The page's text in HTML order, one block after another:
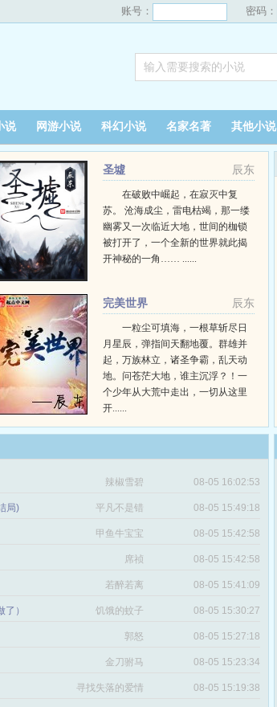
账号： 密码：
说 网游小说 科幻小说 名家名著 其他小说
辰东
圣墟
在破败中崛起，在寂灭中复
苏。 沧海成尘，雷电枯竭，那一缕
幽雾又一次临近大地，世间的枷锁
被打开了，一个全新的世界就此揭
开神秘的一角…… ......
辰东
完美世界
一粒尘可填海，一根草斩尽日
月星辰，弹指间天翻地覆。群雄并
起，万族林立，诸圣争霸，乱天动
地。问苍茫大地，谁主沉浮？！一
个少年从大荒中走出，一切从这里
开......
辣椒雪碧 08-05 16:02:53
局) 平凡不是错 08-05 15:49:18
甲鱼牛宝宝 08-05 15:42:58
席祯 08-05 15:42:58
若醉若离 08-05 15:41:09
） 饥饿的蚊子 08-05 15:30:27
郭怒 08-05 15:27:18
金刀驸马 08-05 15:23:34
寻找失落的爱情 08-05 15:19:38